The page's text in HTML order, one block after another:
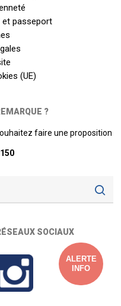
et passeport
(UE)
?
faire une proposition
SOCIAUX
ALERTE
INFO